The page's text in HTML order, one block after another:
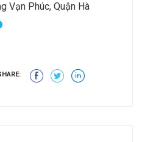
Vạn Phúc, Quận Hà